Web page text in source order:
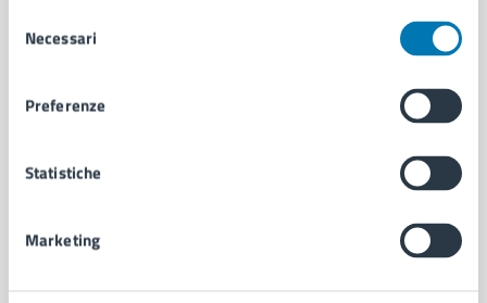
delNecessari
Preferenze
Statistiche
Marketing
Enti e fondazioni
Documenti e dati
Ambiente